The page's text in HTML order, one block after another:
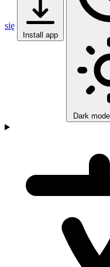
się
Install app
Dark mode